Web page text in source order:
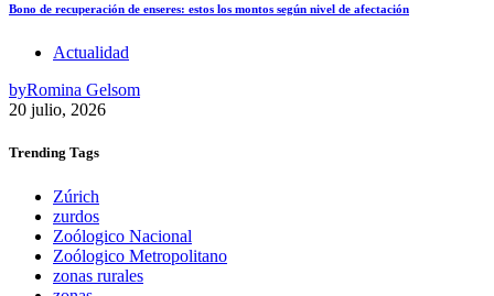
Bono de recuperación de enseres: estos los montos según nivel de afectación
Actualidad
byRomina Gelsom
20 julio, 2026
Trending Tags
Zúrich
zurdos
Zoólogico Nacional
Zoólogico Metropolitano
zonas rurales